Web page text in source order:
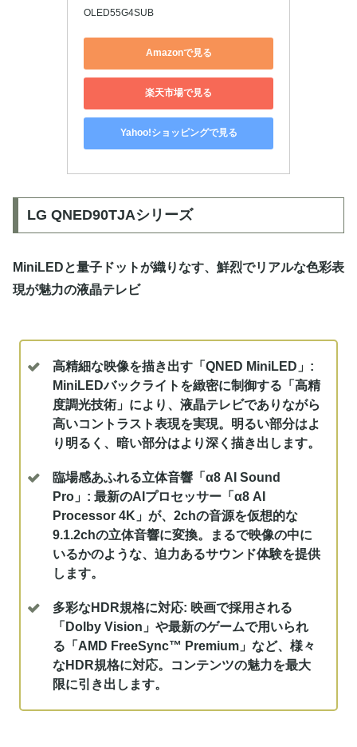
OLED55G4SUB
Amazonで見る
楽天市場で見る
Yahoo!ショッピングで見る
LG QNED90TJAシリーズ
MiniLEDと量子ドットが織りなす、鮮烈でリアルな色彩表
現が魅力の液晶テレビ
高精細な映像を描き出す「QNED MiniLED」:
MiniLEDバックライトを緻密に制御する「高精
度調光技術」により、液晶テレビでありながら
高いコントラスト表現を実現。明るい部分はよ
り明るく、暗い部分はより深く描き出します。
臨場感あふれる立体音響「α8 AI Sound
Pro」: 最新のAIプロセッサー「α8 AI
Processor 4K」が、2chの音源を仮想的な
9.1.2chの立体音響に変換。まるで映像の中に
いるかのような、迫力あるサウンド体験を提供
します。
多彩なHDR規格に対応: 映画で採用される
「Dolby Vision」や最新のゲームで用いられ
る「AMD FreeSync™ Premium」など、様々
なHDR規格に対応。コンテンツの魅力を最大
限に引き出します。